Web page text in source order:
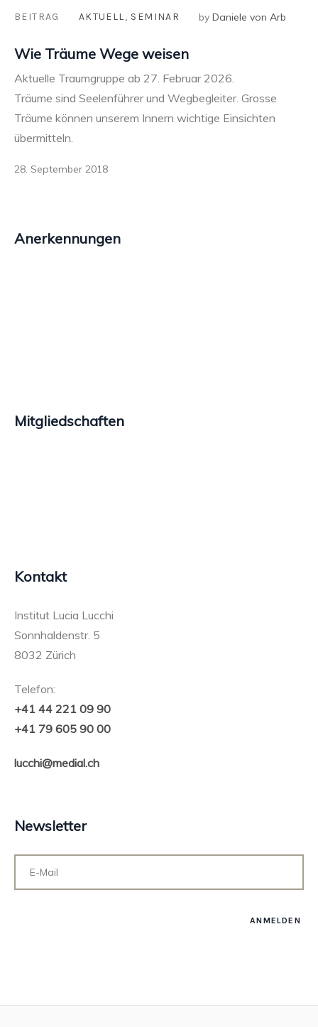
BEITRAG AKTUELL, SEMINAR byDaniele von Arb
Wie Träume Wege weisen
Aktuelle Traumgruppe ab 27. Februar 2026.
Träume sind Seelenführer und Wegbegleiter. Grosse
Träume können unserem Innern wichtige Einsichten
übermitteln.
28. September 2018
Anerkennungen
Mitgliedschaften
Kontakt
Institut Lucia Lucchi
Sonnhaldenstr. 5
8032 Zürich
Telefon:
+41 44 221 09 90
+41 79 605 90 00
lucchi@medial.ch
Newsletter